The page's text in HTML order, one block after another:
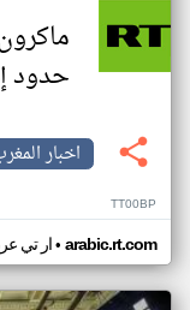
حدود
اخبار
TT00BP
ار تي• arabic.rt.com